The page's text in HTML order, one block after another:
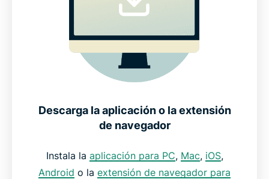
Descarga la aplicación o la extensión
de navegador
Instala la aplicación para PC, Mac, iOS,
Android o la extensión de navegador para